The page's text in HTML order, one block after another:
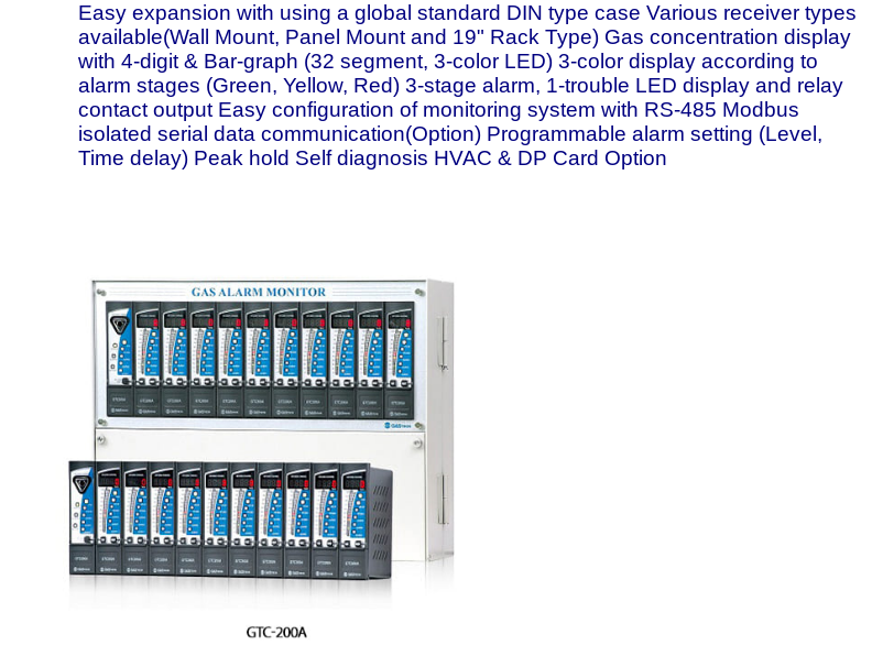
Easy expansion with using a global standard DIN type case Various receiver types
available(Wall Mount, Panel Mount and 19" Rack Type) Gas concentration display
with 4-digit & Bar-graph (32 segment, 3-color LED) 3-color display according to
alarm stages (Green, Yellow, Red) 3-stage alarm, 1-trouble LED display and relay
contact output Easy configuration of monitoring system with RS-485 Modbus
isolated serial data communication(Option) Programmable alarm setting (Level,
Time delay) Peak hold Self diagnosis HVAC & DP Card Option